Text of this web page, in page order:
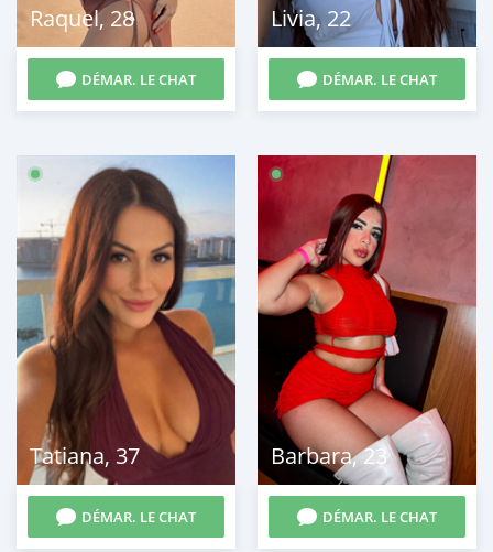
Raquel, 28
DÉMAR. LE CHAT
Livia,22
DÉMAR. LE CHAT
Tatiana, 37
DÉMAR. LE CHAT
Barbara,23
DÉMAR. LE CHAT